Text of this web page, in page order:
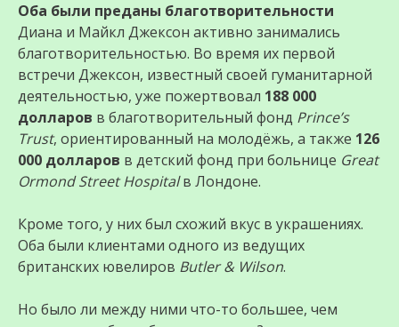
Оба были преданы благотворительности
Диана и Майкл Джексон активно занимались
благотворительностью. Во время их первой
встречи Джексон, известный своей гуманитарной
деятельностью, уже пожертвовал 188 000
долларов в благотворительный фонд Prince’s
Trust, ориентированный на молодёжь, а также 126
000 долларов в детский фонд при больнице Great
Ormond Street Hospitalв Лондоне.
Кроме того, у них был схожий вкус в украшениях.
Оба были клиентами одного из ведущих
британских ювелиров Butler & Wilson.
Но было ли между ними что-то большее, чем